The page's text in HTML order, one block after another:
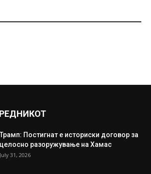
Трамп: Постигнат е историски договор за
целосно разоружување на Хамас
July 31, 2026